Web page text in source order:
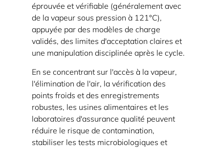
éprouvée et vérifiable (généralement avec
de la vapeur sous pression à 121°C),
appuyée par des modèles de charge
validés, des limites d'acceptation claires et
une manipulation disciplinée après le cycle.
En se concentrant sur l'accès à la vapeur,
l'élimination de l'air, la vérification des
points froids et des enregistrements
robustes, les usines alimentaires et les
laboratoires d'assurance qualité peuvent
réduire le risque de contamination,
stabiliser les tests microbiologiques et